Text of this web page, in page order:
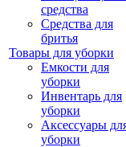
средства
Средства для
бритья
Товары для уборки
Емкости для
уборки
Инвентарь для
уборки
Аксессуары
уборки